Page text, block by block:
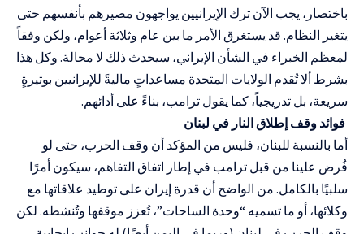
باختصار، يجب الآن ترك الإيرانيين يواجهون مصيرهم بأنفسهم حتى
يتغير النظام. قد يستغرق الأمر ما بين عام وثلاثة أعوام، ولكن وفقاً
لمعظم الخبراء في الشأن الإيراني، سيحدث ذلك لا محالة. وكل هذا
بشرط ألا تُقدم الولايات المتحدة مساعداتٍ ماليةً للإيرانيين بوتيرةٍ
سريعة، بل تدريجياً، كما يقول ترامب، بناءً على أدائهم.
فوائد وقف إطلاق النار في لبنان
أما بالنسبة للبنان، فليس من المؤكد أن وقف الحرب، حتى لو
فُرض علينا من قبل ترامب في إطار اتفاق التفاهم، سيكون أمرًا
سلبيًا بالكامل. من الواضح أن قدرة إيران على توطيد علاقاتها مع
وكلائها، أو ما تسميه “وحدة الساحات”، تُعزز موقفها وتُنشطه. لكن